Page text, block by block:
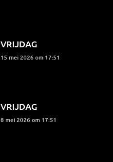
VRIJDAG
15 mei 2026 om 17:51
VRIJDAG
8 mei 2026 om 17:51